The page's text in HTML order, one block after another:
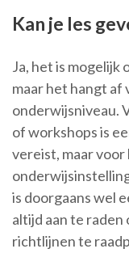
Kan je les
Ja, het is mogelijk
maar het hangt af
onderwijsniveau.
of workshops is
vereist, maar
is doorgaans wel
altijd aan te
richtlijnen te